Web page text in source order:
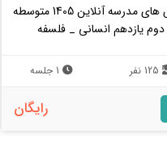
کلاس های مدرسه آنلاین 1405 متوسطه
دوم یازدهم انسانی _ فلسفه
125 نفر 1 جلسه
رایگان